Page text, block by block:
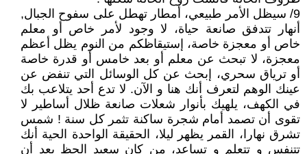
9/ سيظل الأمر طبيعي، أمطار تهطل على سفوح الجبال,
أنهار تتدفق صانعة حياة، لا وجود لأمر خاص أو معلم
خاص أو معجزة خاصة، إستيقاظكم من النوم يظل أعظم
معجزة، لا تبحث عن معلم أو بعد خامس أو قدرة خاصة
أو ترياق سحري، إبحث عن كل الوسائل التي تنفض عن
عينك الوهم لتعرف أنك هنا و الآن. لا تدع أحد يتلاعب بك
في الكهف، يلهيك بأنوار شعلات صانعة ظلال أساطير لا
تقوى أن تصمد أمام شجرة ساكنة تثمر كل سنة ! شمس
تشرق نهارا، القمر يظهر ليلا، الحقيقة الواحدة الحية أنك
تتنفس و تتعلم و تساعد، من كان سعيد الحظ بعد أن